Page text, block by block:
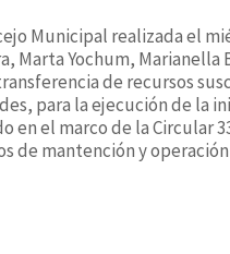
Municipal realizada el
Marta Yochum, Marianella
de recursos
para la ejecución de la
en el marco de la Circular
de mantención y